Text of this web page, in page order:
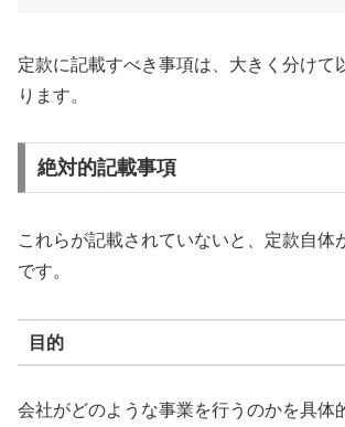
定款に記載すべき事項は、大きく分けて
ります。
絶対的記載事項
これらが記載されていないと、定款自体
です。
目的
会社がどのような事業を行うのかを具体